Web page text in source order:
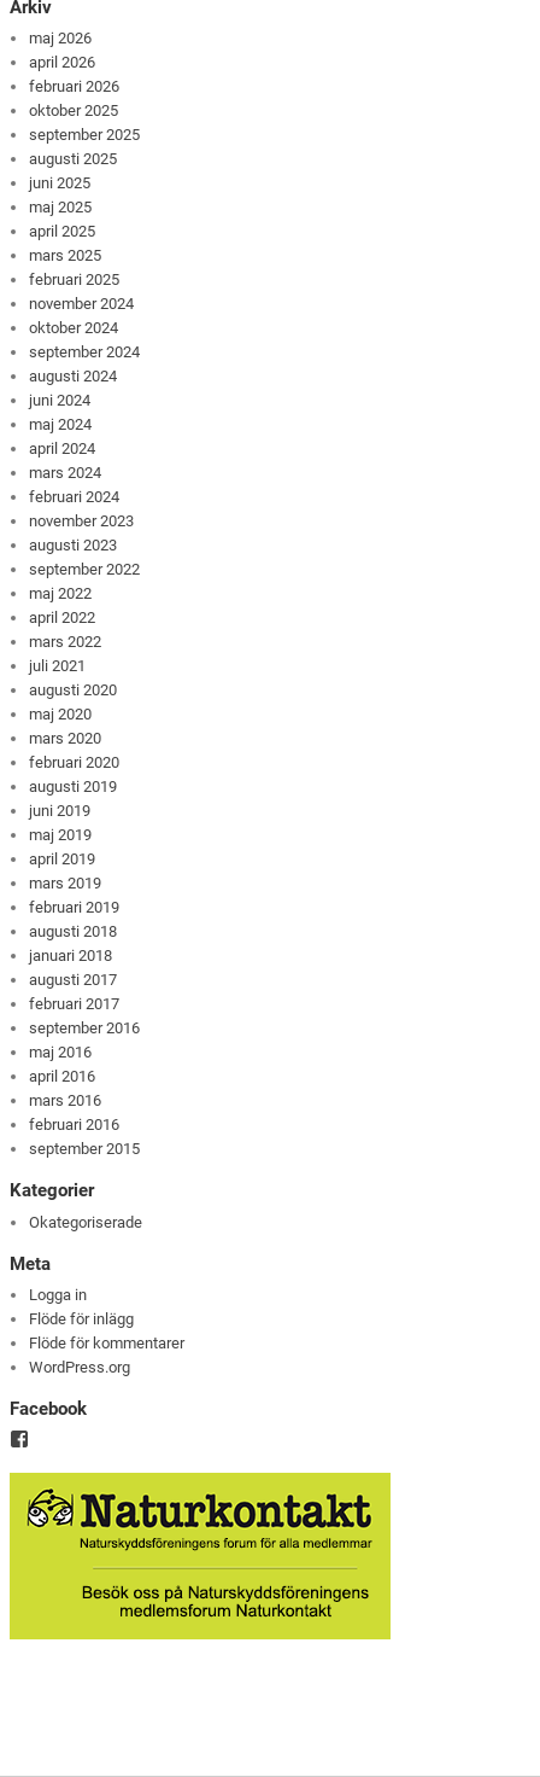
Arkiv
maj 2026
april 2026
februari 2026
oktober 2025
september 2025
augusti 2025
juni 2025
maj 2025
april 2025
mars 2025
februari 2025
november 2024
oktober 2024
september 2024
augusti 2024
juni 2024
maj 2024
april 2024
mars 2024
februari 2024
november 2023
augusti 2023
september 2022
maj 2022
april 2022
mars 2022
juli 2021
augusti 2020
maj 2020
mars 2020
februari 2020
augusti 2019
juni 2019
maj 2019
april 2019
mars 2019
februari 2019
augusti 2018
januari 2018
augusti 2017
februari 2017
september 2016
maj 2016
april 2016
mars 2016
februari 2016
september 2015
Kategorier
Okategoriserade
Meta
Logga in
Flöde för inlägg
Flöde för kommentarer
WordPress.org
Facebook